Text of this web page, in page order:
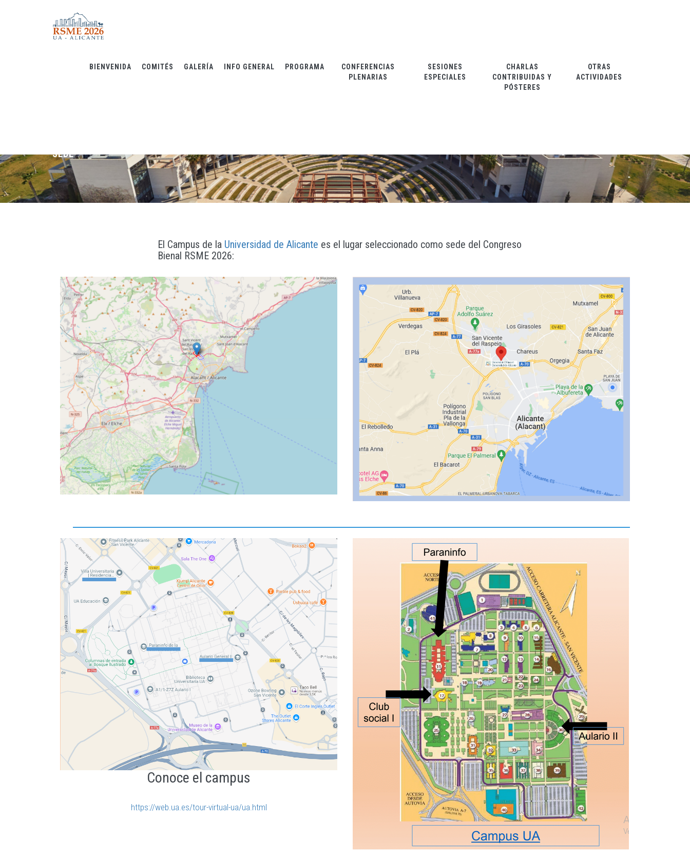
BIENVENIDA COMITÉS GALERÍA INFO GENERAL PROGRAMA
CONFERENCIAS
PLENARIAS
SESIONES
ESPECIALES
CHARLAS
CONTRIBUIDAS Y
PÓSTERES
OTRAS
ACTIVIDADES
SEDE
El Campus de la Universidad de Alicante es el lugar seleccionado como sede del Congreso
Bienal RSME 2026:
Conoce el campus
https://web.ua.es/tour-virtual-ua/ua.html